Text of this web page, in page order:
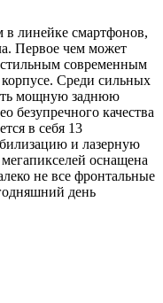
в линейке смартфонов,
Первое чем может
стильным современным
Среди сильных
мощную заднюю
безупречного качества
в себя 13
и лазерную
оснащена
не все фронтальные
день